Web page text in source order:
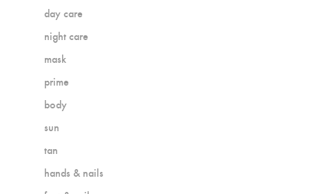
day care
night care
mask
prime
body
sun
tan
hands & nails